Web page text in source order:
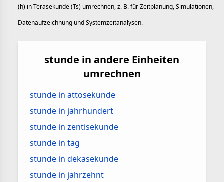
(h) in Terasekunde (Ts) umrechnen, z. B. für Zeitplanung, Simulationen,
Datenaufzeichnung und Systemzeitanalysen.
stunde in andere Einheiten
umrechnen
stunde in attosekunde
stunde in jahrhundert
stunde in zentisekunde
stunde in tag
stunde in dekasekunde
stunde in jahrzehnt